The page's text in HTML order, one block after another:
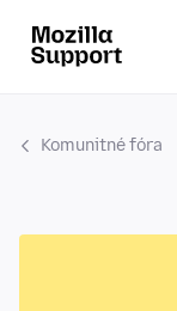
Komunitné fóra